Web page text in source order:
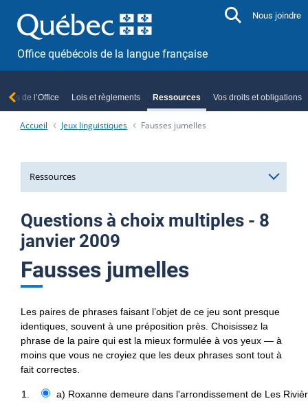
Office québécois de la langue française
Nous joindre
de l’Office Lois et règlements Ressources Vos droits et obligations
Accueil Jeux linguistiques Fausses jumelles
Ressources
Formations et séances d’information
Officialisation linguistique
Index thématique des termes officialisés
Index des avis linguistiques
Index des recommandations générales d’usage
Protocole de visibilité
Lexiques et vocabulaires
Dix mots vedettes
Nouvelles
Jeux linguistiques
Questions à choix multiples - 8
janvier 2009
Fausses jumelles
Les paires de phrases faisant l’objet de ce jeu sont presque
identiques, souvent à une préposition près. Choisissez la
phrase de la paire qui est la mieux formulée à vos yeux — à
moins que vous ne croyiez que les deux phrases sont tout à
fait correctes.
1.
a) Roxanne demeure dans l'arrondissement de Les